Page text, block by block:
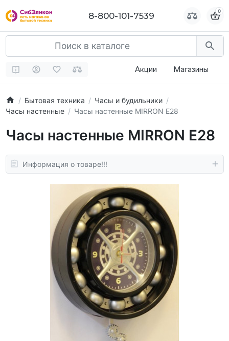
8-800-101-7539 0
Акции Магазины
Бытовая техника
Часы и будильники
Часы настенные
Часы настенные MIRRON E28
Часы настенные MIRRON E28
Информация о товаре!!!
8-800-101-7539 0